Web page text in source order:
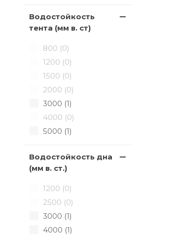
Водостойкость
тента (мм в. ст)
800 (0)
1200 (0)
1500 (0)
2000 (0)
3000 (1)
4000 (0)
5000 (1)
Водостойкость дна
(мм в. ст.)
1200 (0)
2500 (0)
3000 (1)
4000 (1)